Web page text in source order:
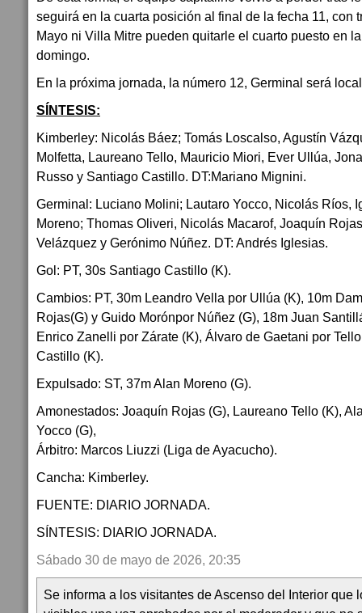
seguirá en la cuarta posición al final de la fecha 11, con
Mayo ni Villa Mitre pueden quitarle el cuarto puesto en
domingo.
En la próxima jornada, la número 12, Germinal será
SÍNTESIS:
Kimberley: Nicolás Báez; Tomás Loscalso, Agustín
Molfetta, Laureano Tello, Mauricio Miori, Ever Ullúa,
Russo y Santiago Castillo. DT:Mariano Mignini.
Germinal: Luciano Molini; Lautaro Yocco, Nicolás Ríos,
Moreno; Thomas Oliveri, Nicolás Macarof, Joaquín
Velázquez y Gerónimo Núñez. DT: Andrés Iglesias.
Gol: PT, 30s Santiago Castillo (K).
Cambios: PT, 30m Leandro Vella por Ullúa (K), 10m
Rojas(G) y Guido Morónpor Núñez (G), 18m Juan
Enrico Zanelli por Zárate (K), Álvaro de Gaetani por
Castillo (K).
Expulsado: ST, 37m Alan Moreno (G).
Amonestados: Joaquín Rojas (G), Laureano Tello (K),
Yocco (G),
Árbitro: Marcos Liuzzi (Liga de Ayacucho).
Cancha: Kimberley.
FUENTE: DIARIO JORNADA.
SÍNTESIS: DIARIO JORNADA.
Sábado 30 de mayo de 2026, 20:35
Se informa a los visitantes de Ascenso del Interior que